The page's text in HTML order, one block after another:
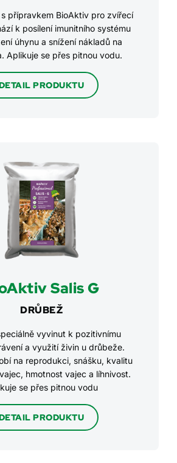
přípravkem BioAktiv pro zvířecí
k posílení imunitního systému
úhynu a snížení nákladů na
Aplikuje se přes pitnou vodu.
PRODUKTU
Salis G
DRŮBEŽ
vyvinut k pozitivnímu
a využití živin u drůbeže.
na reprodukci, snášku, kvalitu
hmotnost vajec a líhnivost.
se přes pitnou vodu
PRODUKTU